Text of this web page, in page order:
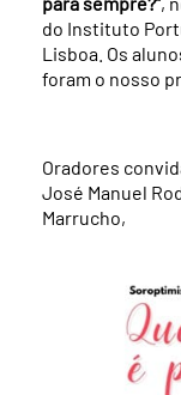
do Instituto
Lisboa. Os
foram o nosso
Oradores
José Manuel
Marrucho,